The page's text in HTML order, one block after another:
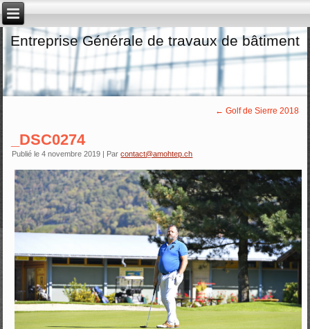
Entreprise Générale de travaux de bâtiment
← Golf de Sierre 2018
_DSC0274
Publié le 4 novembre 2019 | Par contact@amohtep.ch